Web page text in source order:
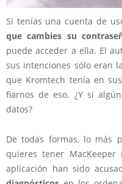
Si tenías una cuenta de
que cambies su
puede acceder a ella. El
sus intenciones sólo eran
que Kromtech tenía en
fiarnos de eso. ¿Y si
datos?
De todas formas, lo más
quieres tener MacKeeper
aplicación han sido